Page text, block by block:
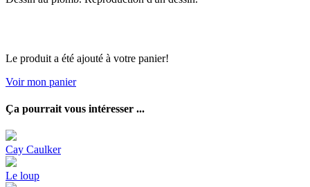
Le produit a été ajouté à votre panier!
Voir mon panier
Ça pourrait vous intéresser ...
Cay Caulker
Le loup